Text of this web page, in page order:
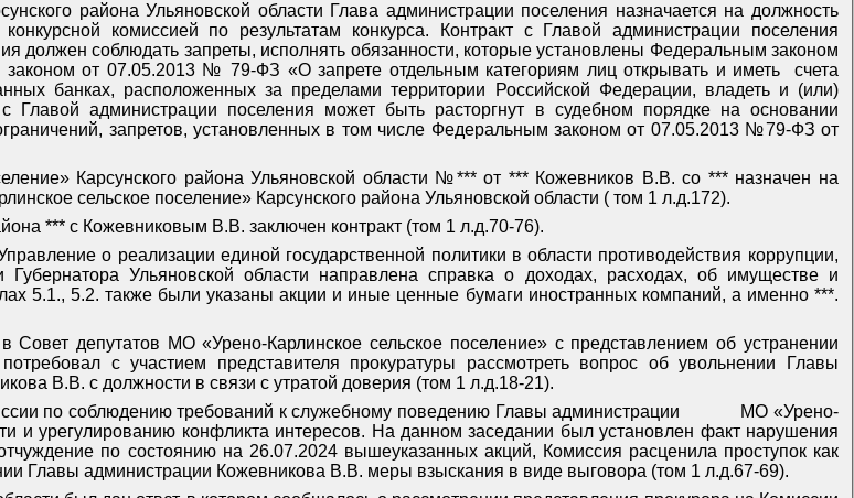
района Ульяновской области Глава администрации поселения назначается на должность
комиссией по результатам конкурса. Контракт с Главой администрации поселения
должен соблюдать запреты, исполнять обязанности, которые установлены Федеральным законом
от 07.05.2013 № 79-ФЗ «О запрете отдельным категориям лиц открывать и иметь
счета
банках, расположенных за пределами территории Российской Федерации, владеть и (или)
Главой администрации поселения может быть расторгнут в судебном порядке на основании
запретов, установленных в том числе Федеральным законом от 07.05.2013 №79-ФЗ от
Карсунского района Ульяновской области №*** от *** Кожевников В.В. со *** назначен на
сельское поселение» Карсунского района Ульяновской области ( том 1 л.д.172).
*** с Кожевниковым В.В. заключен контракт (том 1 л.д.70-76).
о реализации единой государственной политики в области противодействия коррупции,
Ульяновской области направлена справка о доходах, расходах, об имуществе и
5.1., 5.2. также были указаны акции и иные ценные бумаги иностранных компаний, а именно ***.
Совет депутатов МО «Урено-Карлинское сельское поселение» с представлением об устранении
с участием представителя прокуратуры рассмотреть вопрос об увольнении Главы
В.В. с должности в связи с утратой доверия (том 1 л.д.18-21).
по соблюдению требований к служебному поведению Главы администрации
МО «Урено-
и урегулированию конфликта интересов. На данном заседании был установлен факт нарушения
по состоянию на 26.07.2024 вышеуказанных акций, Комиссия расценила проступок как
Главы администрации Кожевникова В.В. меры взыскания в виде выговора (том 1 л.д.67-69).